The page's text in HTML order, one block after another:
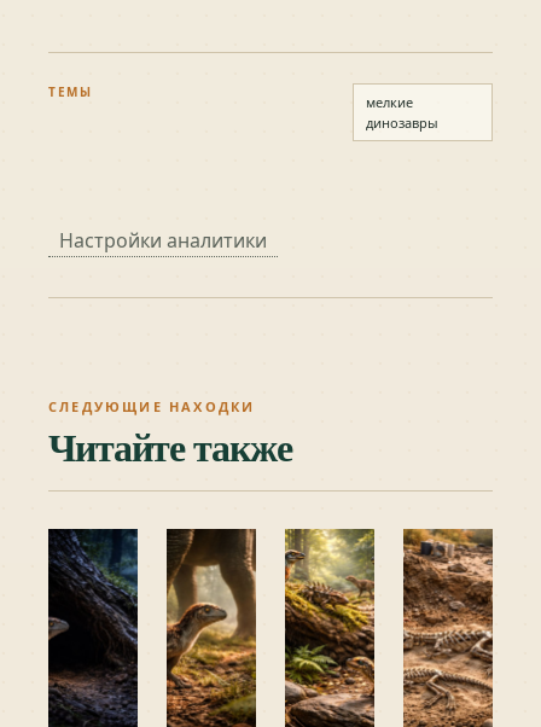
ТЕМЫ
мелкие
динозавры
Настройки аналитики
СЛЕДУЮЩИЕ НАХОДКИ
Читайте также